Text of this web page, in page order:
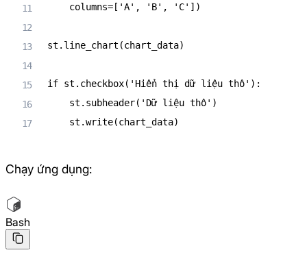
    columns
=[ 'A' , 'B' , 'C' ] )
st . line_chart (chart_data)
if st . checkbox( 'Hiển thị dữ liệu thô' ) :
    st
. subheader( 'Dữ liệu thô' )
    st
.write(chart_data)
Chạy ứng dụng:
Bash